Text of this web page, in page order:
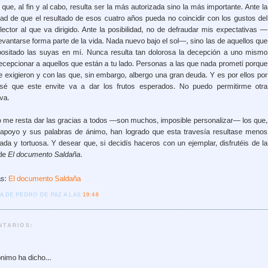
que, al fin y al cabo, resulta ser la más autorizada sino la más importante. Ante la
de que el resultado de esos cuatro años pueda no coincidir con los gustos del
al que va dirigido. Ante la posibilidad, no de defraudar mis expectativas —
forma parte de la vida. Nada nuevo bajo el sol—, sino las de aquellos que
las suyas en mí. Nunca resulta tan dolorosa la decepción a uno mismo
a aquellos que están a tu lado. Personas a las que nada prometí porque
exigieron y con las que, sin embargo, albergo una gran deuda. Y es por ellos por
que este envite va a dar los frutos esperados. No puedo permitirme otra
me resta dar las gracias a todos —son muchos, imposible personalizar— los que,
y sus palabras de ánimo, han logrado que esta travesía resultase menos
y tortuosa. Y desear que, si decidís haceros con un ejemplar, disfrutéis de la
El documento Saldaña.
El documento Saldaña
DE PEDRO DE PAZ A LAS 19:48
ha dicho...